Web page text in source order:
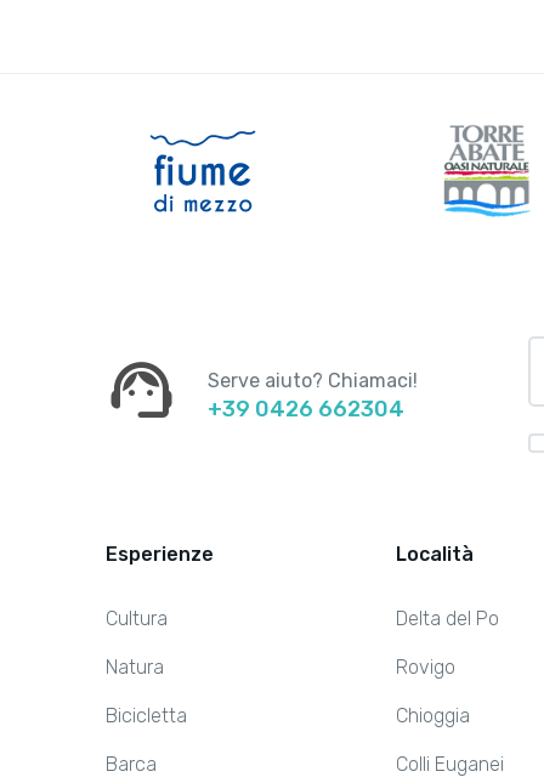
support_agent Serve aiuto? Chiamaci!
+39 0426 662304
Esperienze
Cultura
Natura
Bicicletta
Barca
Località
Delta del Po
Rovigo
Chioggia
Colli Euganei